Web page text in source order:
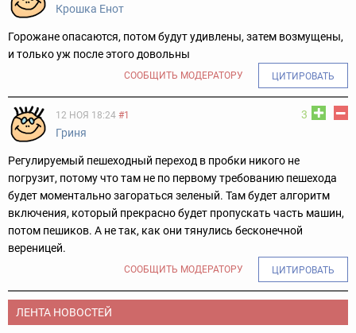
Крошка Енот
Горожане опасаются, потом будут удивлены, затем возмущены,
и только уж после этого довольны
СООБЩИТЬ МОДЕРАТОРУ ЦИТИРОВАТЬ
3
12 НОЯ 18:24 #1
Гриня
Регулируемый пешеходный переход в пробки никого не
погрузит, потому что там не по первому требованию пешехода
будет моментально загораться зеленый. Там будет алгоритм
включения, который прекрасно будет пропускать часть машин,
потом пешиков. А не так, как они тянулись бесконечной
вереницей.
СООБЩИТЬ МОДЕРАТОРУ ЦИТИРОВАТЬ
ЛЕНТА НОВОСТЕЙ